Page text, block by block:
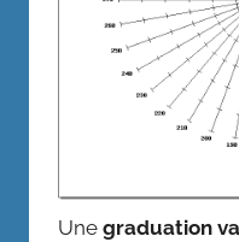
Une graduation